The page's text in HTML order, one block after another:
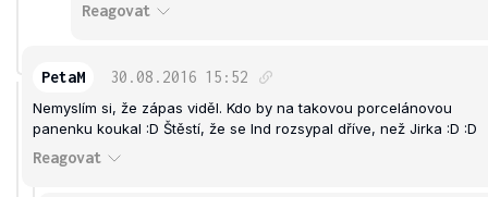
Reagovat
PetaM 30.08.2016 15:52
Nemyslím si, že zápas viděl. Kdo by na takovou porcelánovou
panenku koukal :D Štěstí, že se Ind rozsypal dříve, než Jirka :D :D
Reagovat